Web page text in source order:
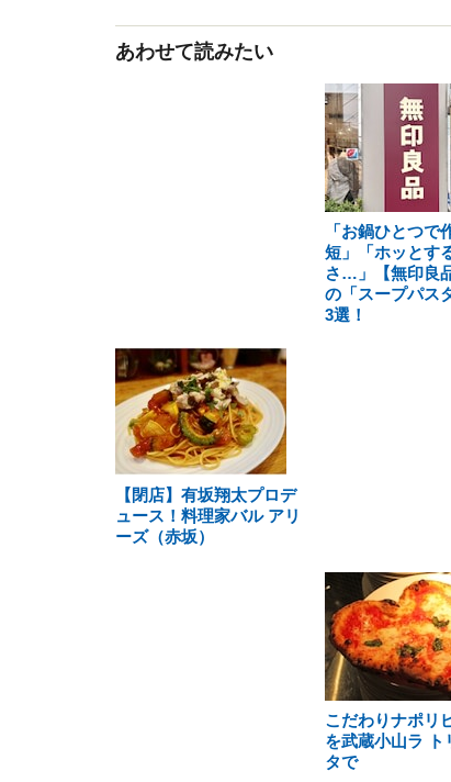
あわせて読みたい
「お鍋ひとつで
短」「ホッとす
さ…」【無印良
の「スープパス
3選！
【閉店】有坂翔太プロデ
ュース！料理家バル アリ
ーズ（赤坂）
こだわりナポリ
を武蔵小山ラ ト
タで